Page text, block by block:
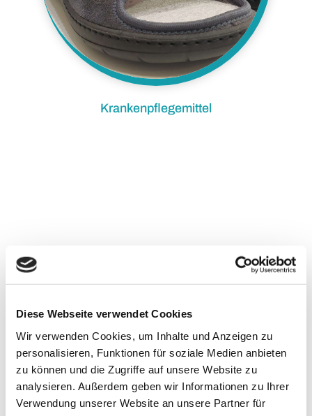
Diese Webseite verwendet Cookies
Wir verwenden Cookies, um Inhalte und Anzeigen zu
personalisieren, Funktionen für soziale Medien anbieten
zu können und die Zugriffe auf unsere Website zu
analysieren. Außerdem geben wir Informationen zu Ihrer
Verwendung unserer Website an unsere Partner für
Krankenpflegemittel
während des Sports –Bandagenschützen, stabilisieren
und fördern die Heilung.
Wir bieten moderne, atmungsaktive Materialien, die sich
Ihrer Bewegung anpassen und dabei angenehm zu tragen
sind. Gemeinsam finden wir das Modell, das perfekt zu
Ihrem Alltag passt.